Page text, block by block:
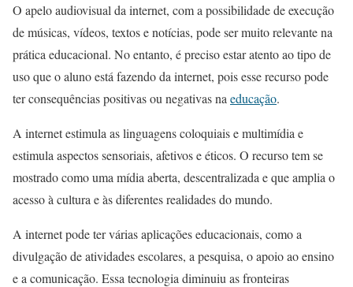
O apelo audiovisual da internet, com a possibilidade de execução
de músicas, vídeos, textos e notícias, pode ser muito relevante na
prática educacional. No entanto, é preciso estar atento ao tipo de
uso que o aluno está fazendo da internet, pois esse recurso pode
ter consequências positivas ou negativas na educação.
A internet estimula as linguagens coloquiais e multimídia e
estimula aspectos sensoriais, afetivos e éticos. O recurso tem se
mostrado como uma mídia aberta, descentralizada e que amplia o
acesso à cultura e às diferentes realidades do mundo.
A internet pode ter várias aplicações educacionais, como a
divulgação de atividades escolares, a pesquisa, o apoio ao ensino
e a comunicação. Essa tecnologia diminuiu as fronteiras